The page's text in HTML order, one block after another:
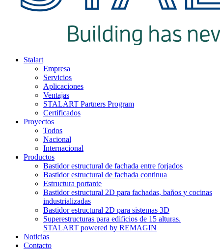
Stalart
Empresa
Servicios
Aplicaciones
Ventajas
STALART Partners Program
Certificados
Proyectos
Todos
Nacional
Internacional
Productos
Bastidor estructural de fachada entre forjados
Bastidor estructural de fachada continua
Estructura portante
Bastidor estructural 2D para fachadas, baños y cocinas
industrializadas
Bastidor estructural 2D para sistemas 3D
Superestructuras para edificios de 15 alturas.
STALART powered by REMAGIN
Noticias
Contacto